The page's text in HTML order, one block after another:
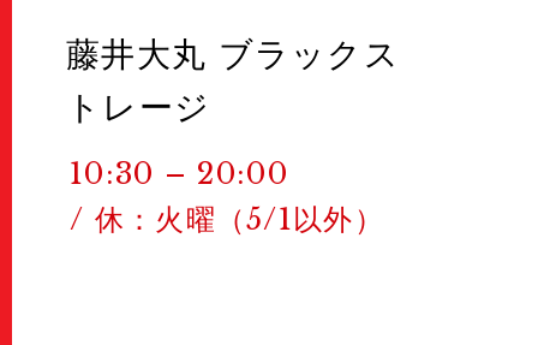
藤井大丸 ブラックス
トレージ
10:30 – 20:00
/ 休：火曜（5/1以外）